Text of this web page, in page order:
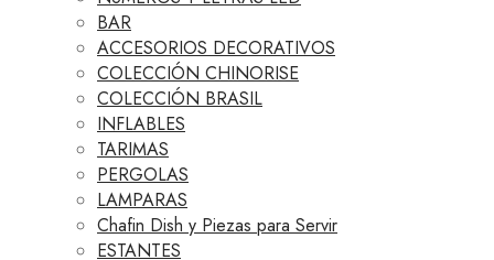
BAR
ACCESORIOS DECORATIVOS
COLECCIÓN CHINORISE
COLECCIÓN BRASIL
INFLABLES
TARIMAS
PERGOLAS
LAMPARAS
Chafin Dish y Piezas para Servir
ESTANTES